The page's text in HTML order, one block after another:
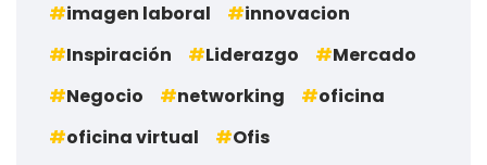
imagen laboral
innovacion
Inspiración
Liderazgo
Mercado
Negocio
networking
oficina
oficina virtual
Ofis